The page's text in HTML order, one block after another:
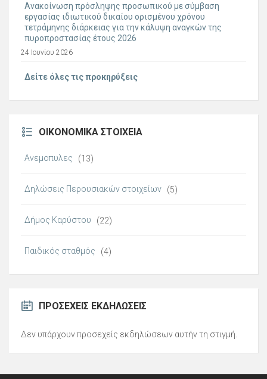
Ανακοίνωση πρόσληψης προσωπικού με σύμβαση
εργασίας ιδιωτικού δικαίου ορισμένου χρόνου
τετράμηνης διάρκειας για την κάλυψη αναγκών της
πυροπροστασίας έτους 2026
24 Ιουνίου 2026
Δείτε όλες τις προκηρύξεις
ΟΙΚΟΝΟΜΙΚΆ ΣΤΟΙΧΕΊΑ
Ανεμοπυλες (13)
Δηλώσεις Περουσιακών στοιχείων (5)
Δήμος Καρύστου (22)
Παιδικός σταθμός (4)
ΠΡΟΣΕΧΕΊΣ ΕΚΔΗΛΏΣΕΙΣ
Δεν υπάρχουν προσεχείς εκδηλώσεων αυτήν τη στιγμή.